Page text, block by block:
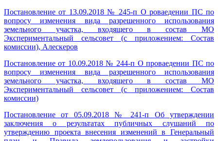
Постановление от 13.09.2018 № 245-п О роваедении ПС по
вопросу изменения вида разрешенного использования
земельного участка, входящего в состав МО
Экспериментальный сельсовет (с приложением: Состав
комиссии), Алескеров
Постановление от 10.09.2018 № 244-п О проваедении ПС по
вопросу изменения вида разрешенного использования
земельного участка, входящего в состав МО
Экспериментальный сельсовет (с приложением: Состав
комиссии)
Постановление от 05.09.2018 № 241-п Об утверждении
заключения о результатах публичных слушаний по
утверждению проекта внесения изменений в Генеральный